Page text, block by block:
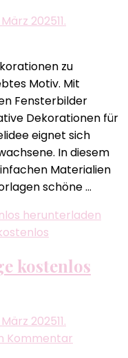
März 202511.
zu
Motiv. Mit
Fensterbilder
Dekorationen für
eignet sich
In diesem
Materialien
schöne …
kostenlos
März 202511.
Kommentar